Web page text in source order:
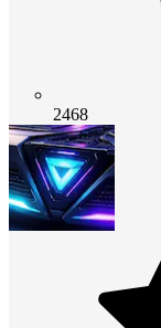
2468